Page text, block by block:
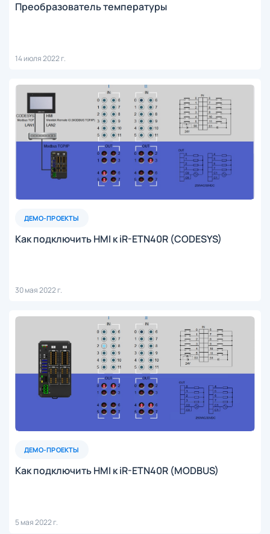
Преобразователь температуры
14 июля 2022 г.
ДЕМО-ПРОЕКТЫ
Как подключить HMI к iR-ETN40R (CODESYS)
30 мая 2022 г.
ДЕМО-ПРОЕКТЫ
Как подключить HMI к iR-ETN40R (MODBUS)
5 мая 2022 г.